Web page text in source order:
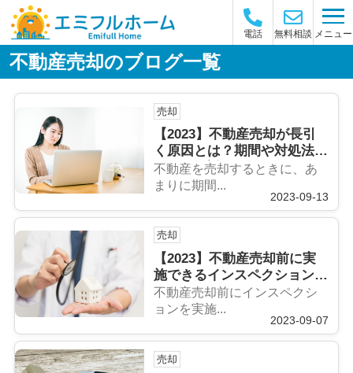
電話 無料相談 メニュー
不動産売却のブログ一覧
売却
【2023】不動産売却が長引
く原因とは？期間や対処法に
ついて解説！
不動産を売却するときに、あ
まりに期間...
2023-09-13
売却
【2023】不動産売却前に実
施できるインスペクションと
は？メリットとかかる費用！
不動産売却前にインスペクシ
ョンを実施...
2023-09-07
売却